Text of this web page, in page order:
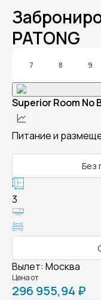
PATONG
7 8 9
Superior Room No
Питание и
Без
3
Вылет: Москва
Цена от
296 955,94 ₽